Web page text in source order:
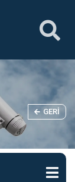
GERI